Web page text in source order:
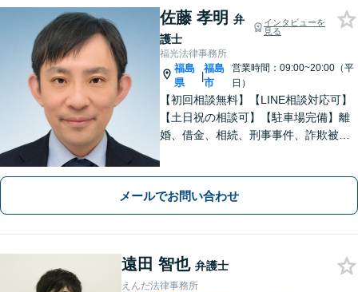
佐藤 孝明 弁
護士
インタビューを
見る
福光法律事務所
福島
県
|
福島
市
営業時間：09:00~20:00（平
日）
【初回相談無料】【LINE相談対応可】
【土日祝の相談可】【駐車場完備】離
婚、借金、相続、刑事事件、詐欺被
寧にサポートいたします【地元・福島
市出身の弁護士】
メールでお問い合わせ
遠田 智也 弁護士
えんだ法律事務所